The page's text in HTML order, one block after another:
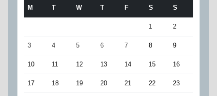
M T W T F S S
1 2
3 4 5 6 7 8 9
10 11 12 13 14 15 16
17 18 19 20 21 22 23